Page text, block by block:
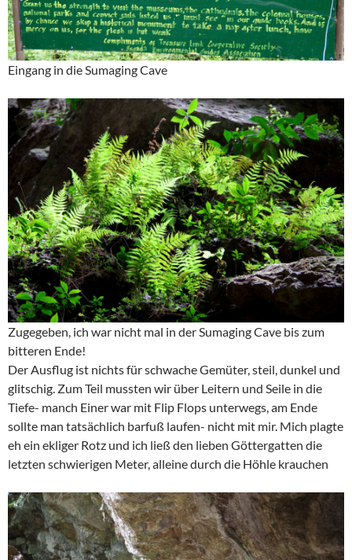
Eingang in die Sumaging Cave
Zugegeben, ich war nicht mal in der Sumaging Cave bis zum
bitteren Ende!
Der Ausflug ist nichts für schwache Gemüter, steil, dunkel und
glitschig. Zum Teil mussten wir über Leitern und Seile in die
Tiefe- manch Einer war mit Flip Flops unterwegs, am Ende
sollte man tatsächlich barfuß laufen- nicht mit mir. Mich plagte
eh ein ekliger Rotz und ich ließ den lieben Göttergatten die
letzten schwierigen Meter, alleine durch die Höhle krauchen